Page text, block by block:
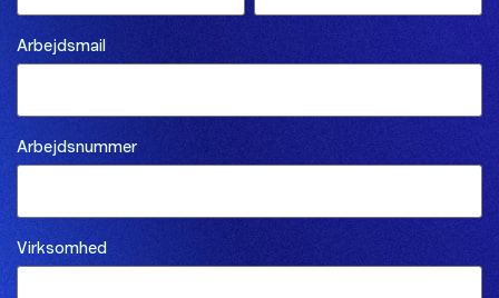
Arbejdsmail
Arbejdsnummer
Virksomhed